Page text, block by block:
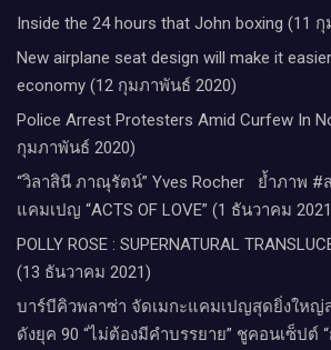
Inside the 24 hours that John boxing (11
New airplane seat design will make it
economy (12 กุมภาพันธ์ 2020)
Police Arrest Protesters Amid Curfew In
กุมภาพันธ์ 2020)
“วิลาสินี ภาณุรัตน์” Yves Rocher​ ย้ำภาพ #
แคมเปญ “ACTS OF LOVE” (1 ธันวาคม
POLLY ROSE : SUPERNATURAL
(13 ธันวาคม 2021)
บาร์บีคิวพลาซ่า จัดเมกะแคมเปญสุดยิ่งใหญ่
ดังยุค 90 “ไม่ต้องมีคำบรรยาย” ชูคอนเซ็ปต์